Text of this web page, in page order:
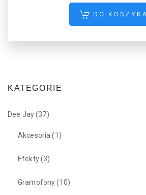
DO KOSZYKA
KATEGORIE
Dee Jay(37)
Akcesoria(1)
Efekty(3)
Gramofony(10)